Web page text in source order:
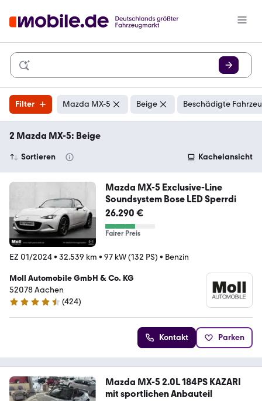
Filter Mazda MX-5 Beige Beschädigte
2 Mazda MX-5: Beige
Sortieren Kachelansicht
Mazda MX-5 Exclusive-Line
Soundsystem Bose LED Sperrdi
26.290 €
Fairer Preis
EZ 01/2024• 32.539 km • 97 kW (132 PS) • Benzin
Moll Automobile GmbH & Co. KG
52078 Aachen
4.5 Sterne
(424)
Kontakt Parken
Mazda MX-5 2.0L 184PS KAZARI
mit sportlichen Anbauteil